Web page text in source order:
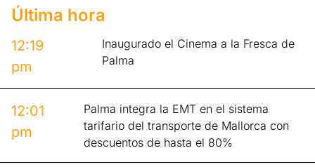
Última hora
12:19
pm
Inaugurado el Cinema a la Fresca de
Palma
12:01
pm
Palma integra la EMT en el sistema
tarifario del transporte de Mallorca con
descuentos de hasta el 80%